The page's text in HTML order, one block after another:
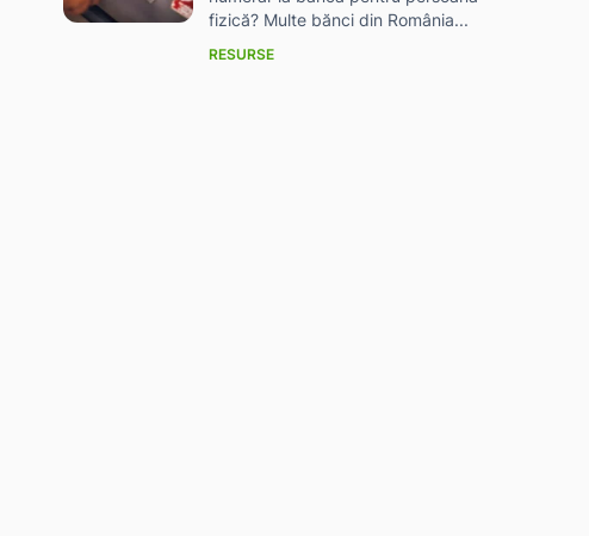
fizică? Multe bănci din România...
RESURSE